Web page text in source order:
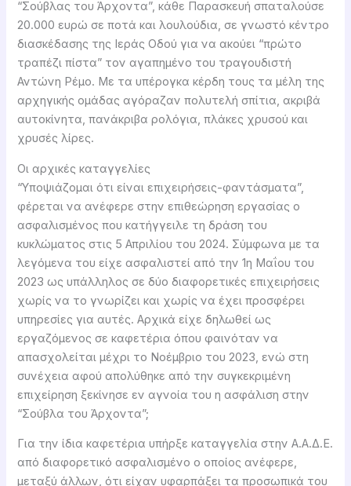
“Σούβλας του Άρχοντα”, κάθε Παρασκευή σπαταλούσε
20.000 ευρώ σε ποτά και λουλούδια, σε γνωστό κέντρο
διασκέδασης της Ιεράς Οδού για να ακούει “πρώτο
τραπέζι πίστα” τον αγαπημένο του τραγουδιστή
Αντώνη Ρέμο. Με τα υπέρογκα κέρδη τους τα μέλη της
αρχηγικής ομάδας αγόραζαν πολυτελή σπίτια, ακριβά
αυτοκίνητα, πανάκριβα ρολόγια, πλάκες χρυσού και
χρυσές λίρες.
Οι αρχικές καταγγελίες
“Υποψιάζομαι ότι είναι επιχειρήσεις-φαντάσματα”,
φέρεται να ανέφερε στην επιθεώρηση εργασίας ο
ασφαλισμένος που κατήγγειλε τη δράση του
κυκλώματος στις 5 Απριλίου του 2024. Σύμφωνα με τα
λεγόμενα του είχε ασφαλιστεί από την 1η Μαΐου του
2023 ως υπάλληλος σε δύο διαφορετικές επιχειρήσεις
χωρίς να το γνωρίζει και χωρίς να έχει προσφέρει
υπηρεσίες για αυτές. Αρχικά είχε δηλωθεί ως
εργαζόμενος σε καφετέρια όπου φαινόταν να
απασχολείται μέχρι το Νοέμβριο του 2023, ενώ στη
συνέχεια αφού απολύθηκε από την συγκεκριμένη
επιχείρηση ξεκίνησε εν αγνοία του η ασφάλιση στην
“Σούβλα του Άρχοντα”;
Για την ίδια καφετέρια υπήρξε καταγγελία στην Α.Α.Δ.Ε.
από διαφορετικό ασφαλισμένο ο οποίος ανέφερε,
μεταξύ άλλων, ότι είχαν υφαρπάξει τα προσωπικά του